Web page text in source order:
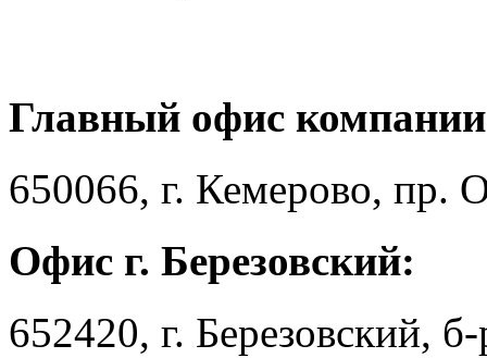
Главный офис
650066, г. Кемерово, пр.
Офис г. Березовский:
652420, г. Березовский,